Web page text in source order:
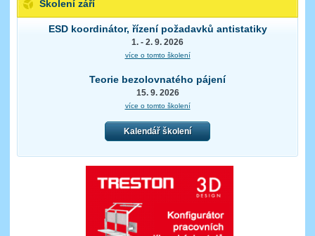
Školení září
ESD koordinátor, řízení požadavků antistatiky
1. - 2. 9. 2026
více o tomto školení
Teorie bezolovnatého pájení
15. 9. 2026
více o tomto školení
Kalendář školení